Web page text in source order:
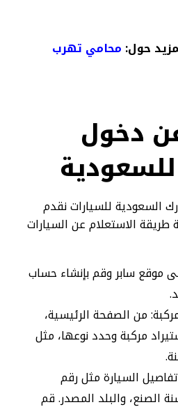
حول: محامي تهرب
دخول
السعودية للسيارات نقدم
طريقة الاستعلام عن السيارات
موقع سابر وقم بإنشاء حساب
من الصفحة الرئيسية،
مركبة وحدد نوعها، مثل
تفاصيل السيارة مثل رقم
الصنع، والبلد المصدر. قم